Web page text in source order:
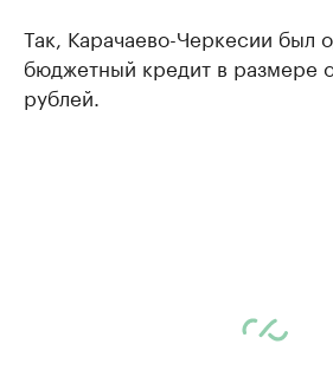
Так, Карачаево-Черкесии был
бюджетный кредит в размере
рублей.